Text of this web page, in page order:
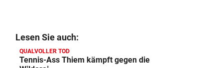
Lesen Sie auch:
QUALVOLLER TOD
Tennis-Ass Thiem kämpft gegen die